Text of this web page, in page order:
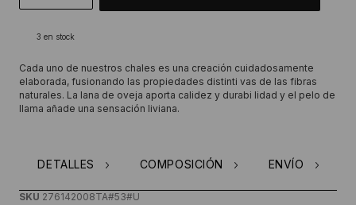
3 en stock
Cada uno de nuestros chales es una creación cuidadosamente
elaborada, fusionando las propiedades distinti vas de las fibras
naturales. La lana de oveja aporta calidez y durabi lidad y el pelo de
llama añade una sensación liviana.
DETALLES COMPOSICIÓN ENVÍO
SKU 276142008TA#53#U